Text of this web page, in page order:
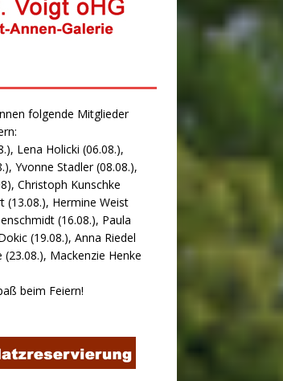
folgende Mitglieder
Lena Holicki (06.08.),
Yvonne Stadler (08.08.),
Christoph Kunschke
(13.08.), Hermine Weist
(16.08.), Paula
(19.08.), Anna Riedel
(23.08.), Mackenzie Henke
beim Feiern!